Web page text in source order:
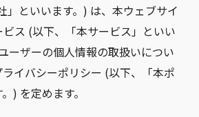
」といいます。) は、本ウェブサイ
ビス (以下、「本サービス」といい
ーザーの個人情報の取扱いについ
イバシーポリシー (以下、「本ポ
) を定めます。